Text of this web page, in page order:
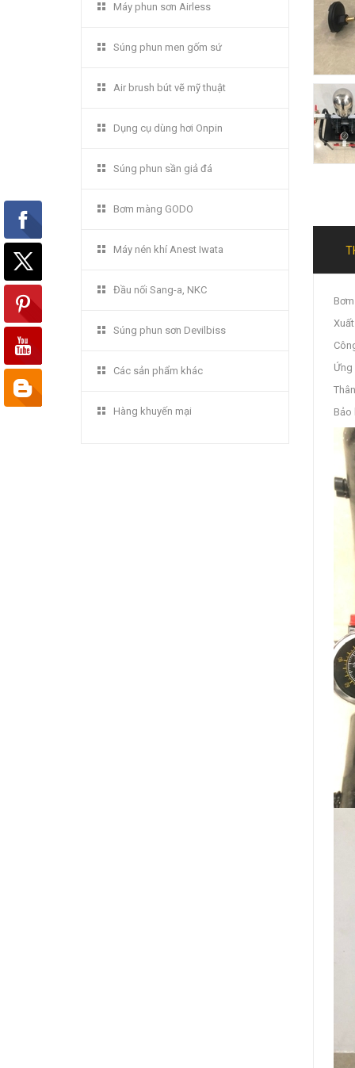
Ứng
Bảo
Máy phun sơn Airless
Súng phun men gốm sứ
Air brush bút vẽ mỹ thuật
Dụng cụ dùng hơi Onpin
Súng phun sần giả đá
Bơm màng GODO
Máy nén khí Anest Iwata
Đầu nối Sang-a, NKC
Súng phun sơn Devilbiss
Các sản phẩm khác
Hàng khuyến mại